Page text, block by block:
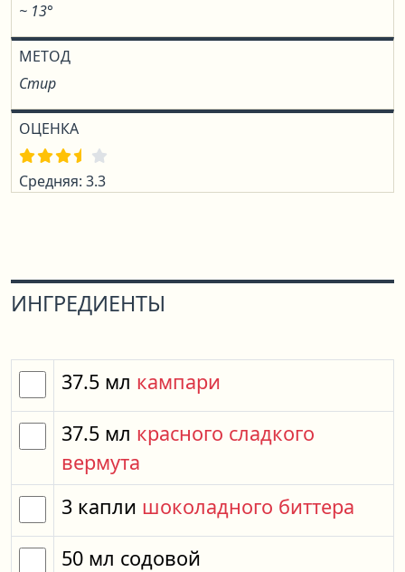
~ 13°
МЕТОД
Стир
ОЦЕНКА
Средняя: 3.3
ИНГРЕДИЕНТЫ
37.5 мл кампари
37.5 мл красного сладкого
вермута
3 капли шоколадного биттера
50 мл содовой